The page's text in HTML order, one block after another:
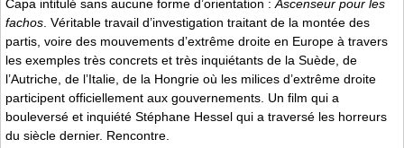
Capa intitulé sans aucune forme d’orientation :Ascenseur pour les
fachos. Véritable travail d’investigation traitant de la montée des
partis, voire des mouvements d’extrême droite en Europe à travers
les exemples très concrets et très inquiétants de la Suède, de
l’Autriche, de l’Italie, de la Hongrie où les milices d’extrême droite
participent officiellement aux gouvernements. Un film qui a
bouleversé et inquiété Stéphane Hessel qui a traversé les horreurs
du siècle dernier. Rencontre.